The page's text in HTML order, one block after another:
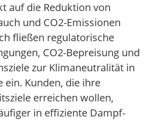
auf die Reduktion von
und CO2-Emissionen
fließen regulatorische
CO2-Bepreisung und
zur Klimaneutralität in
ein. Kunden, die ihre
erreichen wollen,
in effiziente Dampf-